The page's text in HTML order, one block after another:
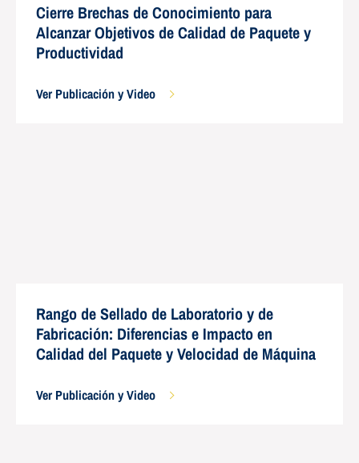
Cierre Brechas de Conocimiento para
Alcanzar Objetivos de Calidad de Paquete y
Productividad
Ver Publicación y Video
Rango de Sellado de Laboratorio y de
Fabricación: Diferencias e Impacto en
Calidad del Paquete y Velocidad de Máquina
Ver Publicación y Video